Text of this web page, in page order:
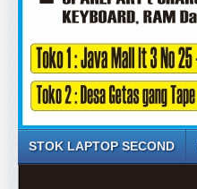
STOK LAPTOP SECOND